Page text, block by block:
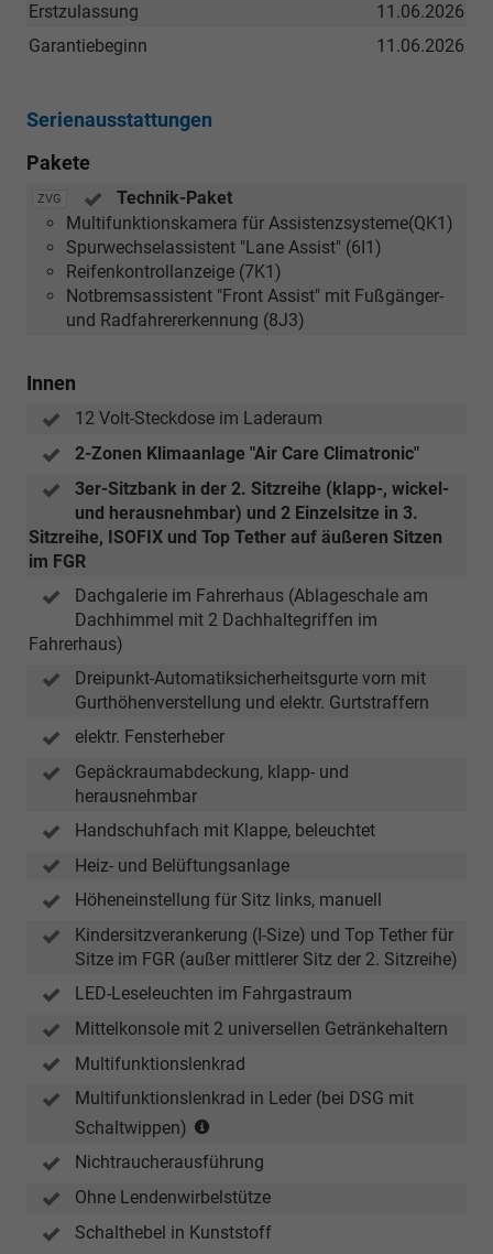
11.06.2026
Erstzulassung
11.06.2026
Garantiebeginn
Serienausstattungen
Pakete
ZVG
Technik-Paket
Multifunktionskamera für Assistenzsysteme(QK1)
Spurwechselassistent "Lane Assist" (6I1)
Reifenkontrollanzeige (7K1)
Notbremsassistent "Front Assist" mit Fußgänger-
und Radfahrererkennung (8J3)
Innen
12 Volt-Steckdose im Laderaum
2-Zonen Klimaanlage "Air Care Climatronic"
3er-Sitzbank in der 2. Sitzreihe (klapp-, wickel-
und herausnehmbar) und 2 Einzelsitze in 3.
Sitzreihe, ISOFIX und Top Tether auf äußeren Sitzen
im FGR
Dachgalerie im Fahrerhaus (Ablageschale am
Dachhimmel mit 2 Dachhaltegriffen im
Fahrerhaus)
Dreipunkt-Automatiksicherheitsgurte vorn mit
Gurthöhenverstellung und elektr. Gurtstraffern
elektr. Fensterheber
Gepäckraumabdeckung, klapp- und
herausnehmbar
Handschuhfach mit Klappe, beleuchtet
Heiz- und Belüftungsanlage
Höheneinstellung für Sitz links, manuell
Kindersitzverankerung (I-Size) und Top Tether für
Sitze im FGR (außer mittlerer Sitz der 2. Sitzreihe)
LED-Leseleuchten im Fahrgastraum
Mittelkonsole mit 2 universellen Getränkehaltern
Multifunktionslenkrad
Multifunktionslenkrad in Leder (bei DSG mit
Schaltwippen)
Verbindung
mit
Getriebe)
Nichtraucherausführung
Ohne Lendenwirbelstütze
Schalthebel in Kunststoff